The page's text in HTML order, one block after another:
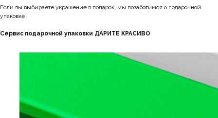
Если вы выбираете украшение в подарок, мы позаботимся о подарочной
упаковке
Сервис подарочной упаковки ДАРИТЕ КРАСИВО